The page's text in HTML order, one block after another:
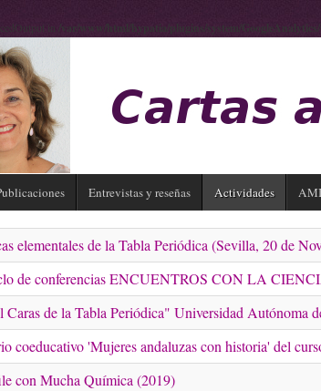
in /var/www/html/hypatia/plugins/system/
Entrevistas y reseñas Actividades
elementales de la Tabla Periódica (Sevilla, 20 de
de conferencias ENCUENTROS CON LA
de la Tabla Periódica" Universidad Autónoma
coeducativo 'Mujeres andaluzas con historia' del
con Mucha Química (2019)